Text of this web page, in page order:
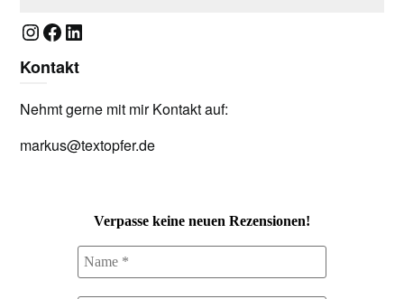
Instagram
Facebook
LinkedIn
Kontakt
Nehmt gerne mit mir Kontakt auf:
markus@textopfer.de
Verpasse keine neuen Rezensionen!